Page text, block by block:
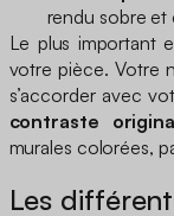
rendu sobre et
Le plus important
votre pièce. Votre
s’accorder avec
contraste
murales colorées,
Les